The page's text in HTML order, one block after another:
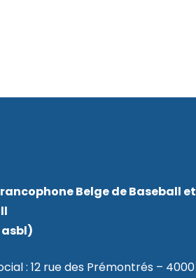
Belge de Baseball et
asbl)
: 12 rue des Prémontrés – 4000